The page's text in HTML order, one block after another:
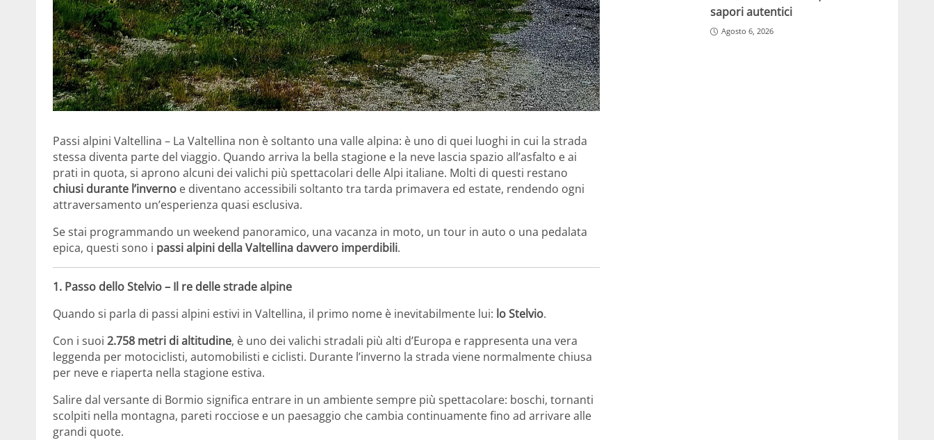
Passi alpini Valtellina – La Valtellina non è soltanto una valle alpina: è uno di quei luoghi in cui la strada
stessa diventa parte del viaggio. Quando arriva la bella stagione e la neve lascia spazio all’asfalto e ai
prati in quota, si aprono alcuni dei valichi più spettacolari delle Alpi italiane. Molti di questi restano
chiusi durante l’inverno e diventano accessibili soltanto tra tarda primavera ed estate, rendendo ogni
attraversamento un’esperienza quasi esclusiva.
Se stai programmando un weekend panoramico, una vacanza in moto, un tour in auto o una pedalata
epica, questi sono i passi alpini della Valtellina davvero imperdibili.
1. Passo dello Stelvio– Il re delle strade alpine
Quando si parla di passi alpini estivi in Valtellina, il primo nome è inevitabilmente lui: lo Stelvio.
Con i suoi 2.758 metri di altitudine, è uno dei valichi stradali più alti d’Europa e rappresenta una vera
leggenda per motociclisti, automobilisti e ciclisti. Durante l’inverno la strada viene normalmente chiusa
per neve e riaperta nella stagione estiva.
Salire dal versante di Bormio significa entrare in un ambiente sempre più spettacolare: boschi, tornanti
scolpiti nella montagna, pareti rocciose e un paesaggio che cambia continuamente fino ad arrivare alle
grandi quote.
sapori autentici
Agosto 6, 2026